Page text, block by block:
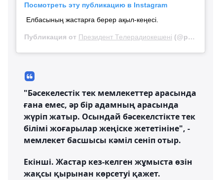
Посмотреть эту публикацию в Instagram
Елбасының жастарға берер ақыл-кеңесі.
Публикация от Президент Телерадиокешені (@ptrk.kz)
"Бәсекелестік тек мемлекеттер арасында
ғана емес, әр бір адамның арасында
жүріп жатыр. Осындай бәсекелстікте тек
білімі жоғарылар жеңіске жететініне", -
мемлекет басшысы кәміл сеніп отыр.
Екінші. Жастар кез-келген жұмыста өзін
жақсы қырынан көрсетуі қажет.